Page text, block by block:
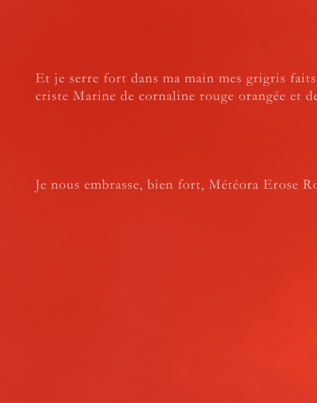
Et je serre fort dans ma main mes grigris
criste Marine de cornaline rouge orangée et
Je nous embrasse, bien fort, Météora Erose